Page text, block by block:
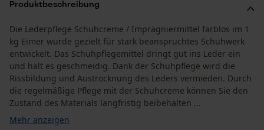
Produktbeschreibung
Die Lederpflege Schuhcreme / Imprägniermittel farblos im 1
kg Eimer wurde gezielt für stark beanspruchtes Schuhwerk
entwickelt. Das Schuhpflegemittel dringt gut ins Leder ein
und hält es geschmeidig. Dank der Schuhpflege wird die
Rissbildung und Austrocknung des Leders vermieden. Durch
die regelmäßige Pflege mit der Schuhcreme können Sie den
Zustand des Materials langfristig beibehalten ...
Mehr anzeigen